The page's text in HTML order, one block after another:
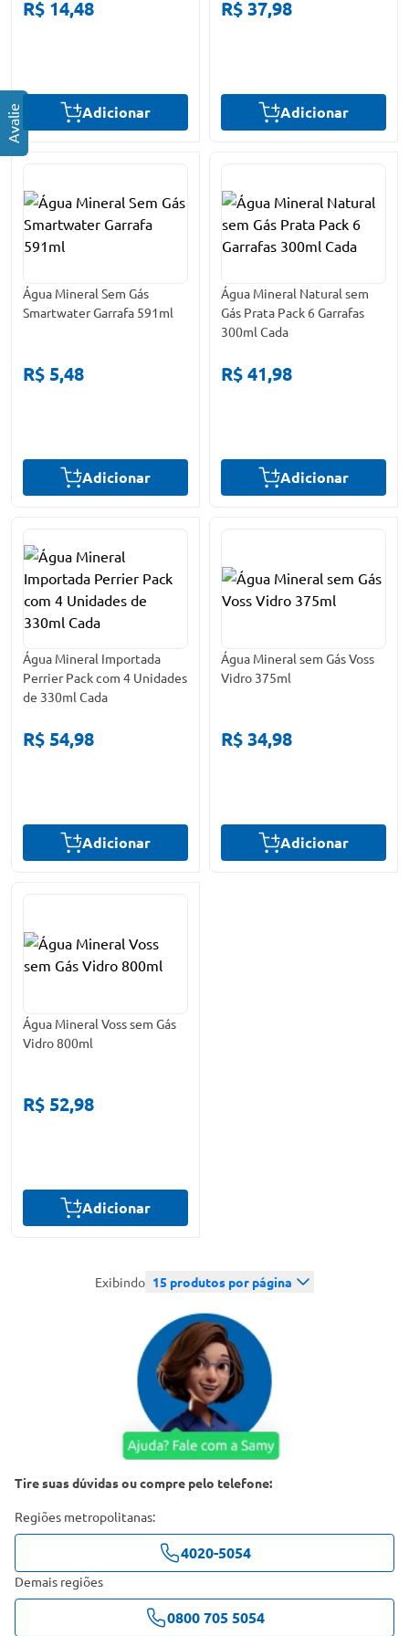
R$ 14,48
Adicionar
R$ 37,98
Adicionar
Água Mineral Sem Gás
Smartwater Garrafa 591ml
R$ 5,48
Adicionar
Água Mineral Natural sem
Gás Prata Pack 6 Garrafas
300ml Cada
R$ 41,98
Adicionar
Água Mineral Importada
Perrier Pack com 4 Unidades
de 330ml Cada
R$ 54,98
Adicionar
Água Mineral sem Gás Voss
Vidro 375ml
R$ 34,98
Adicionar
Água Mineral Voss sem Gás
Vidro 800ml
R$ 52,98
Adicionar
Exibindo 15 produtos por página
Tire suas dúvidas ou compre pelo telefone:
Regiões metropolitanas:
4020-5054
Demais regiões
0800 705 5054